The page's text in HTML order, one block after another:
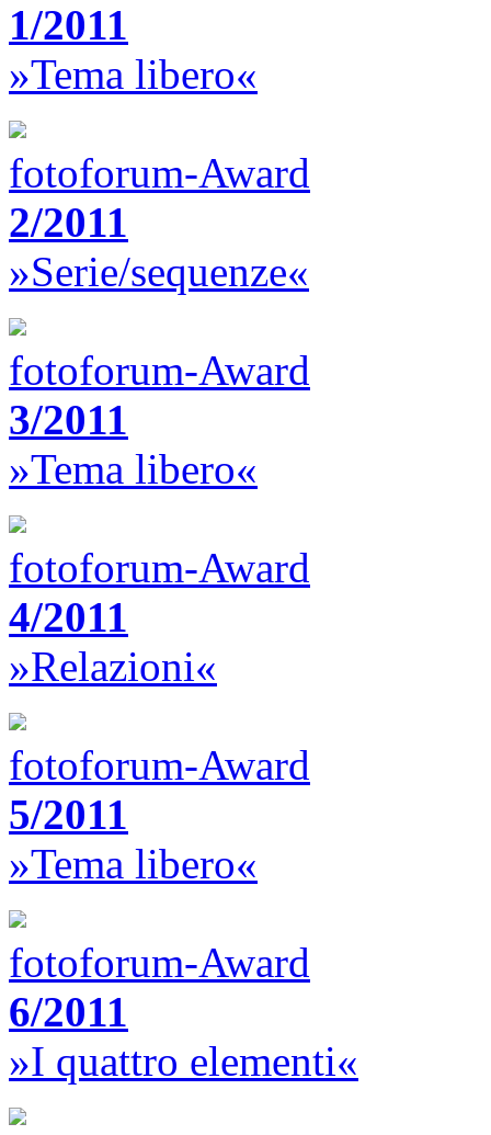
1/2011
»Tema libero«
fotoforum-Award
2/2011
»Serie/sequenze«
fotoforum-Award
3/2011
»Tema libero«
fotoforum-Award
4/2011
»Relazioni«
fotoforum-Award
5/2011
»Tema libero«
fotoforum-Award
6/2011
»I quattro elementi«